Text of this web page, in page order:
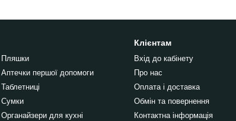
Пляшки
Аптечки першої допомоги
Таблетниці
Сумки
Органайзери для кухні
Клієнтам
Вхід до кабінету
Про нас
Оплата і доставка
Обмін та повернення
Контактна інформація